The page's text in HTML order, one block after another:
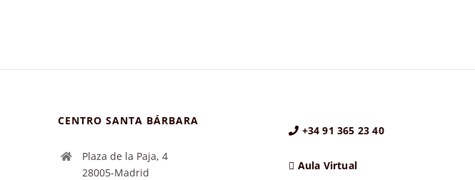
CENTRO SANTA BÁRBARA
Plaza de la Paja, 4
28005-Madrid
+34 91 365 23 40
Aula Virtual